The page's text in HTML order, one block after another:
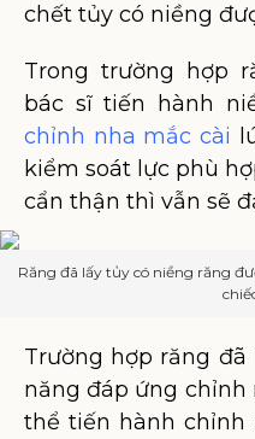
chết tủy có niềng
Trong trường hợp
bác sĩ tiến hành
chỉnh nha mắc cài
kiểm soát lực phù
cẩn thận thì vẫn sẽ
Răng đã lấy tủy có niềng răng
Trường hợp răng
năng đáp ứng chỉnh
thể tiến hành chỉnh